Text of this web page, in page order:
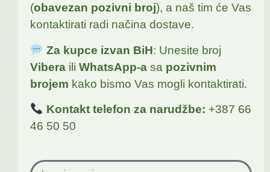
(obavezan pozivni broj), a naš tim će Vas
kontaktirati radi načina dostave.
Za kupce izvan BiH: Unesite broj
Vibera ili WhatsApp-a sa pozivnim
brojem kako bismo Vas mogli kontaktirati.
Kontakt telefon za narudžbe: +387 66
46 50 50